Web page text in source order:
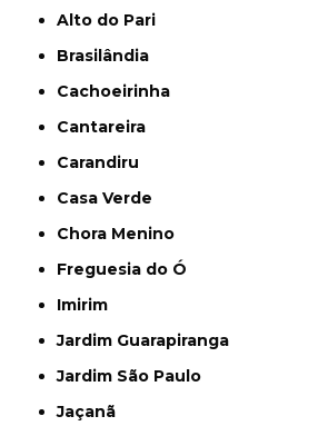
Alto do Pari
Brasilândia
Cachoeirinha
Cantareira
Carandiru
Casa Verde
Chora Menino
Freguesia do Ó
Imirim
Jardim Guarapiranga
Jardim São Paulo
Jaçanã